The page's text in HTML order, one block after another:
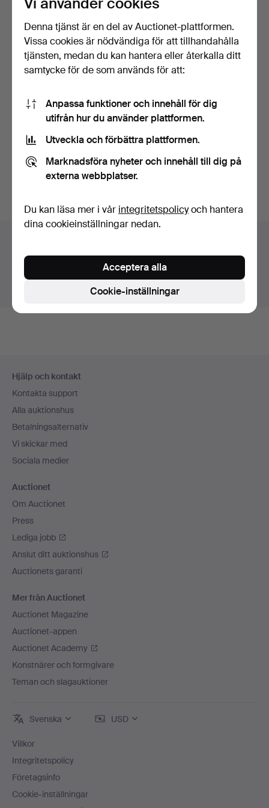
BÅTMOTOR , Evinrude 25
Klubbades 15 apr 2025
31 bud
298 USD
Du söker i vårt arkiv över avslutade auktioner.
Visa pågående auktioner istället.
Hjälp och kontakt
Kontakta support
Alla auktionshus
Betalningsalternativ
Vi skickar med
Sociala medier
Auctionet
Om Auctionet
Press
Lediga jobb
Anslut ditt auktionshus
Auctionets garanti
Mer från Auctionet
Auctionet Magazine
Auctionet-appen
Auctionet Academy
Konstnärer och formgivare
Teman och slagauktioner
Svenska USD
Villkor
Integritetspolicy
Företagsinfo
Cookie-inställningar
Denna tjänst är en del av Auctionet-plattformen.
Vissa cookies är nödvändiga för att tillhandahålla
tjänsten, medan du kan hantera eller återkalla ditt
samtycke för de som används för att:
Anpassa funktioner och innehåll för dig
utifrån hur du använder plattformen.
Utveckla och förbättra plattformen.
Marknadsföra nyheter och innehåll till dig på
externa webbplatser.
Du kan läsa mer i vår integritetspolicyoch hantera
dina cookieinställningar nedan.
Cookie-inställningar
Acceptera alla